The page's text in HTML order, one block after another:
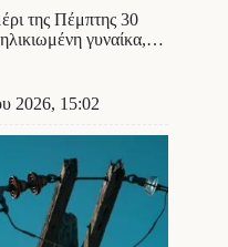
της Πέμπτης 30
γυναίκα,…
2026, 15:02